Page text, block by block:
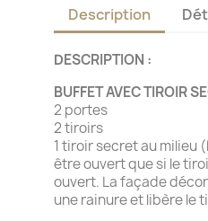
Description
DESCRIPTION :
BUFFET AVEC TIROIR
2 portes
2 tiroirs
1 tiroir secret au milieu
être ouvert que si le
ouvert. La façade
une rainure et libère le